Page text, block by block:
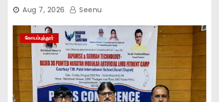
Aug 7, 2026 Seenu
கோயம்புத்தூர்